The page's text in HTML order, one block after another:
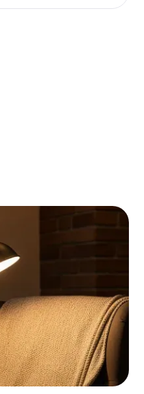
elke ruimte van
juiste licht creëert
wat je nodig
te maken. In een
dominant is, biedt de
van praktisch
elke kamer tot leven
voor populaire